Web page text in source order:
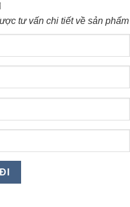
tư vấn chi tiết về sản phẩm